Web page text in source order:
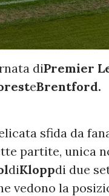
diPremier
eBrentford.
sfida da
partite, unica
diKloppdi due
vedono la